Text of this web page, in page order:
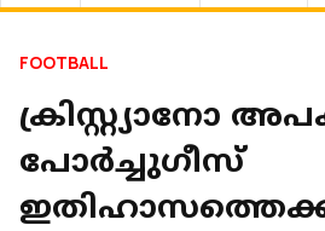
FOOTBALL
ക്രിസ്റ്റ്യാനോ
പോര്‍ച്ചുഗീസ്